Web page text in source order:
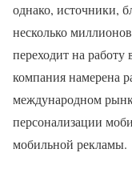
однако, источники,
несколько
переходит на работу
компания намерена
международном
персонализации
мобильной рекламы.